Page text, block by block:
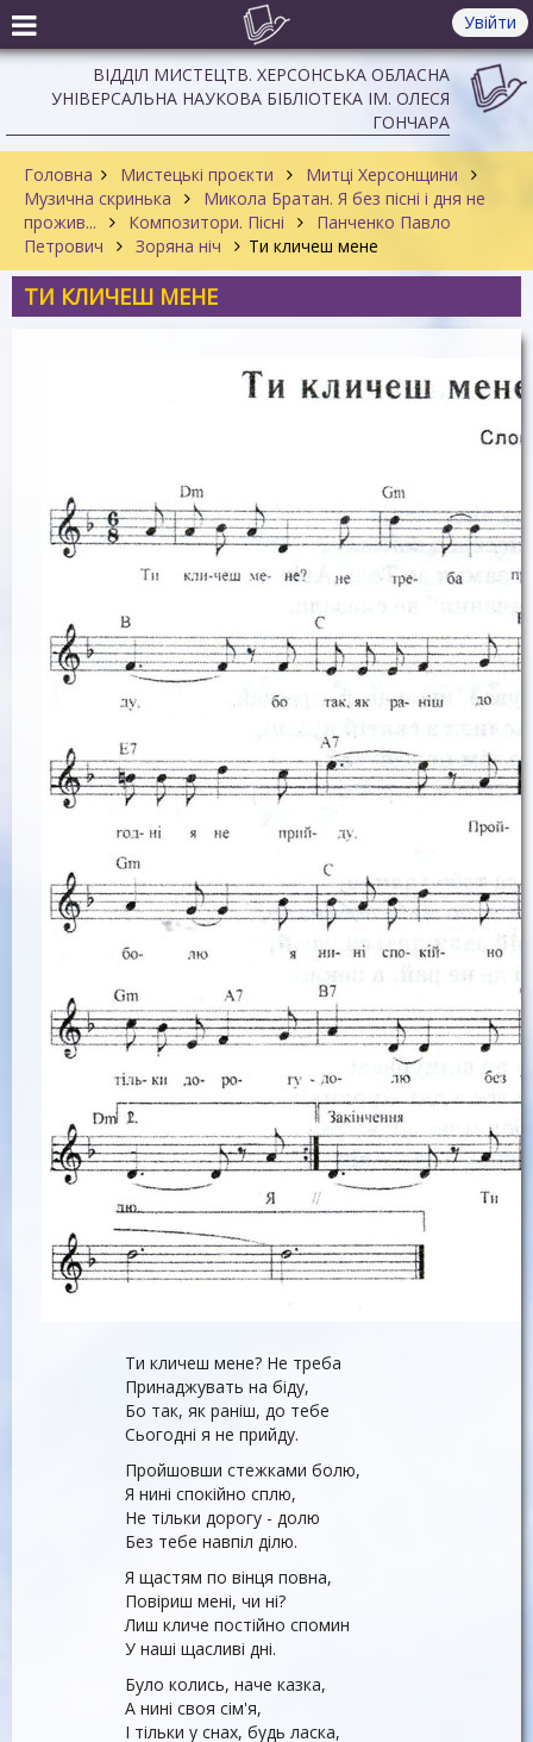
Увійти
ВІДДІЛ МИСТЕЦТВ. ХЕРСОНСЬКА ОБЛАСНА
УНІВЕРСАЛЬНА НАУКОВА БІБЛІОТЕКА ІМ. ОЛЕСЯ
ГОНЧАРА
Головна Мистецькі проєкти
Митці Херсонщини
Музична скринька
Микола Братан. Я без пісні і дня не
прожив...
Композитори. Пісні
Панченко Павло
Петрович
Зоряна ніч Ти кличеш мене
ТИ КЛИЧЕШ МЕНЕ
Ти кличеш мене? Не треба
Принаджувать на біду,
Бо так, як раніш, до тебе
Сьогодні я не прийду.
Пройшовши стежками болю,
Я нині спокійно сплю,
Не тільки дорогу - долю
Без тебе навпіл ділю.
Я щастям по вінця повна,
Повіриш мені, чи ні?
Лиш кличе постійно спомин
У наші щасливі дні.
Було колись, наче казка,
А нині своя сім'я,
І тільки у снах, будь ласка,